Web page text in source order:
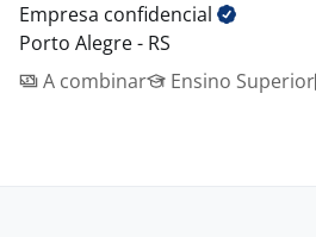
Empresa confidencial
Porto Alegre - RS
A combinar
Ensino Superior